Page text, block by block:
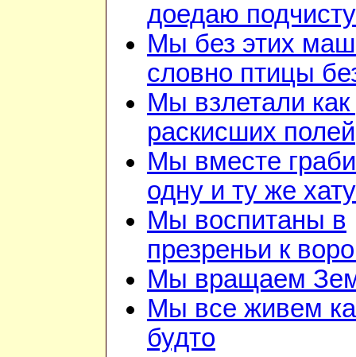
доедаю
Мы без этих
словно птицы
Мы взлетали как
раскисших полей
Мы вместе
одну и ту же хату
Мы воспитаны в
презреньи к
Мы вращаем
Мы все живем
будто